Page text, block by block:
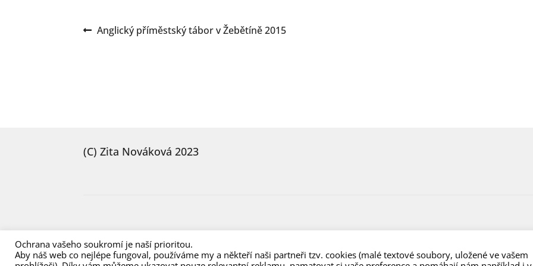
Navigace
Předchozí
Anglický příměstský tábor v Žebětíně 2015
(C) Zita Nováková 2023
Ochrana vašeho soukromí je naší prioritou.
Aby náš web co nejlépe fungoval, používáme my a někteří naši partneři tzv. cookies (malé textové soubory, uložené ve vašem